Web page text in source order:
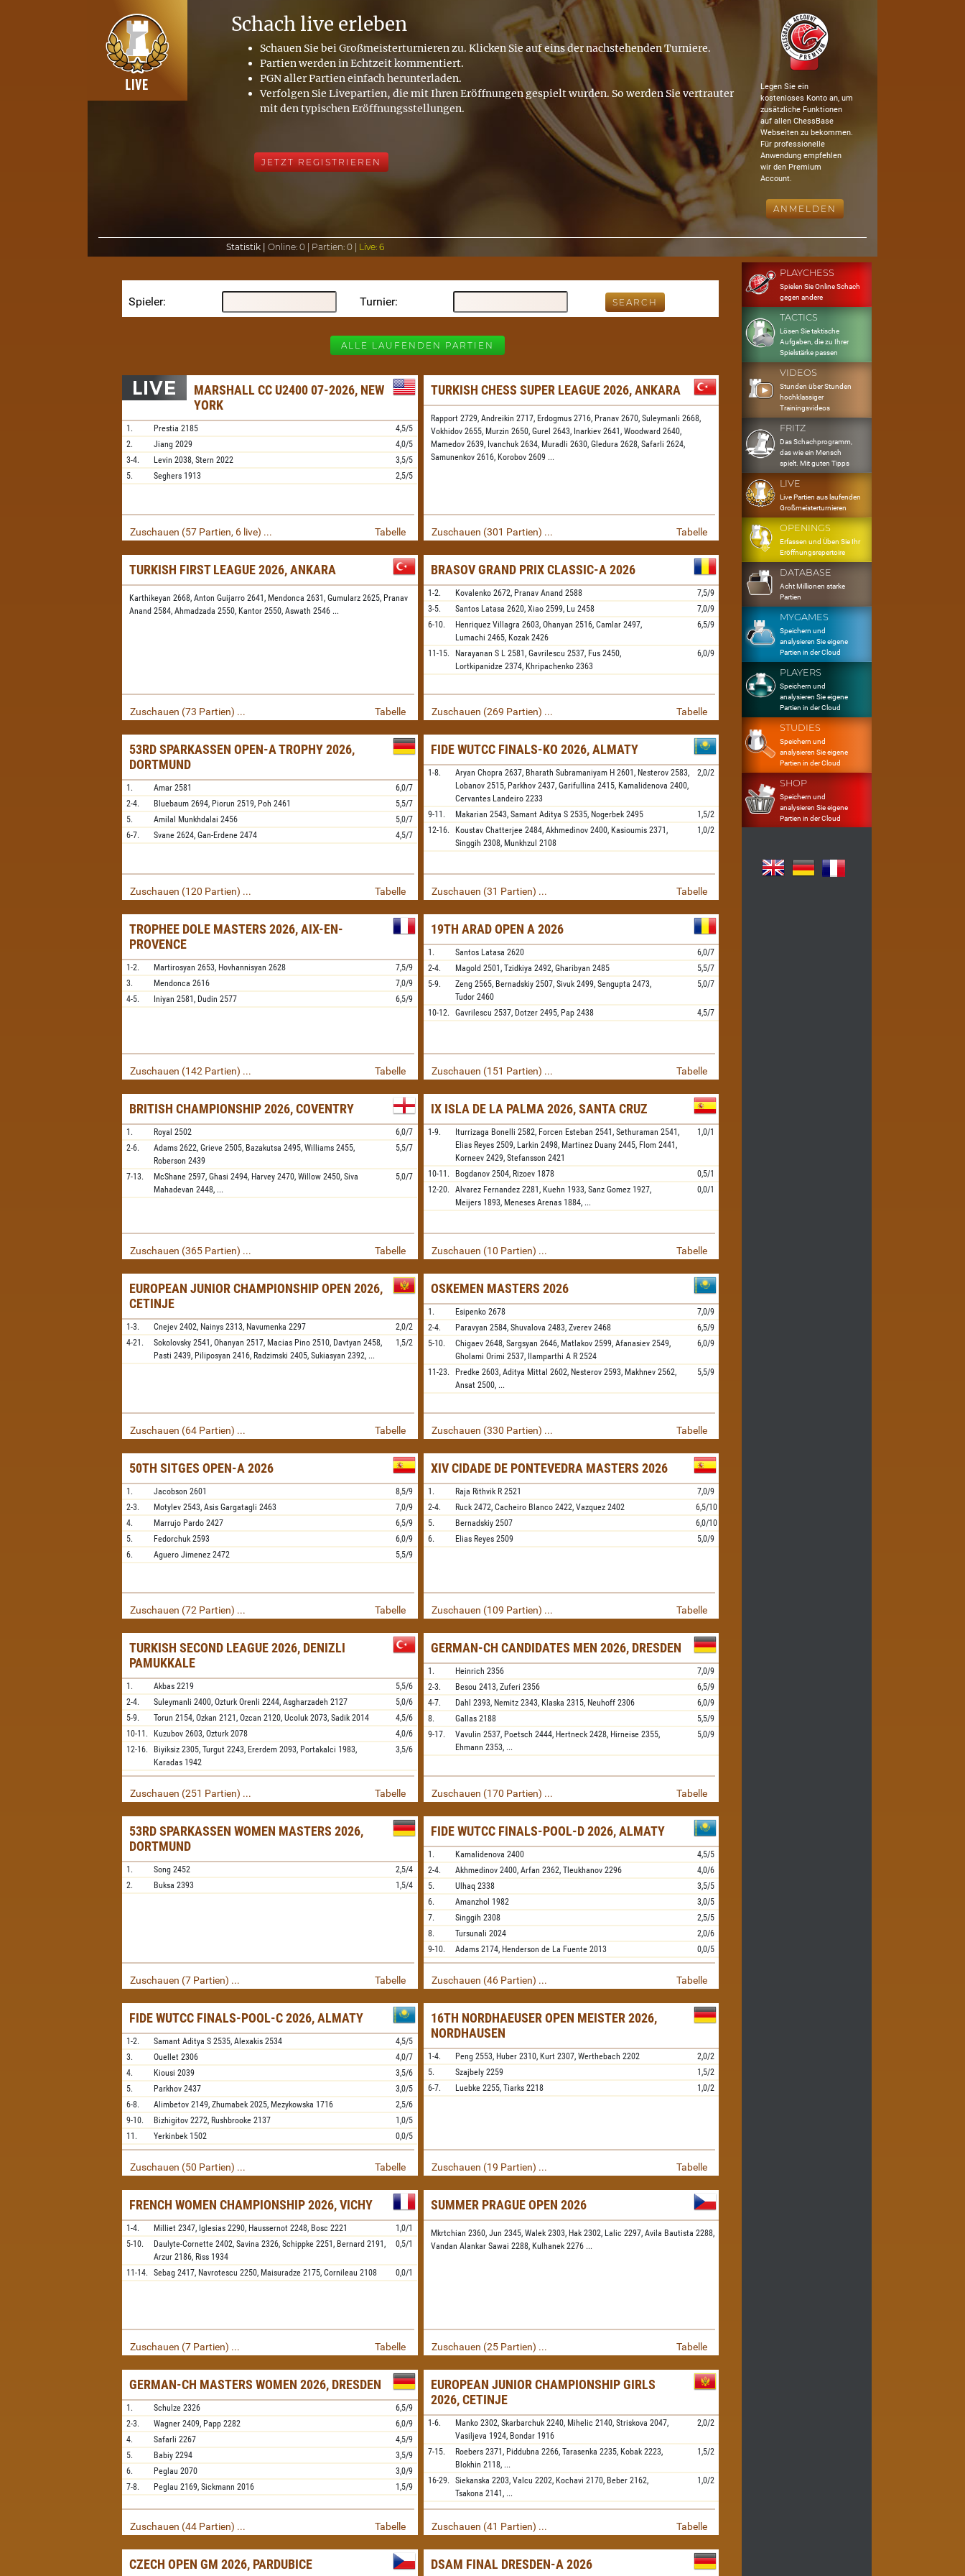
Schach live erleben
Schauen Sie bei Großmeisterturnieren zu. Klicken Sie auf eins der nachstehenden Turniere.
Partien werden in Echtzeit kommentiert.
PGN aller Partien einfach herunterladen.
Verfolgen Sie Livepartien, die mit Ihren Eröffnungen gespielt wurden. So werden Sie vertrauter
mit den typischen Eröffnungsstellungen.
JETZT REGISTRIEREN
Legen Sie ein
kostenloses Konto an, um
zusätzliche Funktionen
auf allen ChessBase
Webseiten zu bekommen.
Für professionelle
Anwendung empfehlen
wir den Premium
Account.
ANMELDEN
Statistik | Online:0 | Partien:0 | Live:6
Spieler Turnier
ALLE LAUFENDEN PARTIEN
MARSHALL CC U2400 07-2026, NEW
YORK
1. Prestia 2185
4,5/5
2.
Jiang 2029
4,0/5
3-4.
Levin 2038,Stern 2022
3,5/5
5.
Seghers 1913 2,5/5
Zuschauen (57 Partien, 6 live) ... Tabelle
TURKISH CHESS SUPER LEAGUE 2026, ANKARA
Rapport 2729, Andreikin 2717, Erdogmus 2716, Pranav 2670, Suleymanli 2668,
Vokhidov 2655, Murzin 2650, Gurel 2643, Inarkiev 2641, Woodward 2640,
Mamedov 2639, Ivanchuk 2634, Muradli 2630, Gledura 2628, Safarli 2624,
Samunenkov 2616, Korobov 2609 ...
Zuschauen (301 Partien) ... Tabelle
TURKISH FIRST LEAGUE 2026, ANKARA
Karthikeyan 2668,Anton Guijarro 2641, Mendonca 2631,Gumularz 2625, Pranav
Anand 2584,Ahmadzada 2550, Kantor 2550,Aswath 2546 ...
Zuschauen (73 Partien) ... Tabelle
BRASOV GRAND PRIX CLASSIC-A 2026
1-2. Kovalenko 2672, Pranav Anand 2588
7,5/9
3-5.
Santos Latasa 2620, Xiao 2599, Lu 2458
7,0/9
6-10.
Henriquez Villagra 2603, Ohanyan 2516, Camlar 2497,
Lumachi 2465, Kozak 2426
6,5/9
11-15. Narayanan S L 2581, Gavrilescu 2537, Fus 2450,
Lortkipanidze 2374, Khripachenko 2363
6,0/9
Zuschauen (269 Partien) ... Tabelle
53RD SPARKASSEN OPEN-A TROPHY 2026,
DORTMUND
1. Amar 2581
6,0/7
2-4.
Bluebaum 2694, Piorun 2519, Poh 2461
5,5/7
5.
Amilal Munkhdalai 2456
5,0/7
6-7.
Svane 2624,Gan-Erdene 2474 4,5/7
Zuschauen (120 Partien) ... Tabelle
FIDE WUTCC FINALS-KO 2026, ALMATY
1-8. Aryan Chopra 2637, Bharath Subramaniyam H 2601, Nesterov 2583,
Lobanov 2515, Parkhov 2437, Garifullina 2415, Kamalidenova 2400,
Cervantes Landeiro 2233
2,0/2
9-11. Makarian 2543, Samant Aditya S 2535, Nogerbek 2495
1,5/2
12-16.
Koustav Chatterjee 2484, Akhmedinov 2400, Kasioumis 2371,
Singgih 2308, Munkhzul 2108
1,0/2
Zuschauen (31 Partien) ... Tabelle
TROPHEE DOLE MASTERS 2026, AIX-EN-
PROVENCE
1-2. Martirosyan 2653, Hovhannisyan 2628
7,5/9
3.
Mendonca 2616
7,0/9
4-5.
Iniyan 2581, Dudin 2577 6,5/9
Zuschauen (142 Partien) ... Tabelle
19TH ARAD OPEN A 2026
1. Santos Latasa 2620
6,0/7
2-4.
Magold 2501, Tzidkiya 2492, Gharibyan 2485
5,5/7
5-9.
Zeng 2565, Bernadskiy 2507, Sivuk 2499, Sengupta 2473,
Tudor 2460
5,0/7
10-12. Gavrilescu 2537, Dotzer 2495, Pap 2438 4,5/7
Zuschauen (151 Partien) ... Tabelle
BRITISH CHAMPIONSHIP 2026, COVENTRY
1. Royal 2502
6,0/7
2-6.
Adams 2622,Grieve 2505, Bazakutsa 2495,Williams 2455,
Roberson 2439
5,5/7
7-13. McShane 2597,Ghasi 2494, Harvey 2470,Willow 2450,Siva
Mahadevan 2448, ...
5,0/7
Zuschauen (365 Partien) ... Tabelle
IX ISLA DE LA PALMA 2026, SANTA CRUZ
1-9. Iturrizaga Bonelli 2582, Forcen Esteban 2541, Sethuraman 2541,
Elias Reyes 2509, Larkin 2498, Martinez Duany 2445, Flom 2441,
Korneev 2429, Stefansson 2421
1,0/1
10-11. Bogdanov 2504, Rizoev 1878
0,5/1
12-20.
Alvarez Fernandez 2281, Kuehn 1933, Sanz Gomez 1927,
Meijers 1893, Meneses Arenas 1884, ...
0,0/1
Zuschauen (10 Partien) ... Tabelle
EUROPEAN JUNIOR CHAMPIONSHIP OPEN 2026,
CETINJE
1-3. Cnejev 2402, Nainys 2313, Navumenka 2297
2,0/2
4-21.
Sokolovsky 2541,Ohanyan 2517, Macias Pino 2510, Davtyan 2458,
Pasti 2439, Piliposyan 2416, Radzimski 2405,Sukiasyan 2392, ...
1,5/2
Zuschauen (64 Partien) ... Tabelle
OSKEMEN MASTERS 2026
1. Esipenko 2678
7,0/9
2-4.
Paravyan 2584, Shuvalova 2483, Zverev 2468
6,5/9
5-10.
Chigaev 2648, Sargsyan 2646, Matlakov 2599, Afanasiev 2549,
Gholami Orimi 2537, Ilamparthi A R 2524
6,0/9
11-23. Predke 2603, Aditya Mittal 2602, Nesterov 2593, Makhnev 2562,
Ansat 2500, ...
5,5/9
Zuschauen (330 Partien) ... Tabelle
50TH SITGES OPEN-A 2026
1. Jacobson 2601
8,5/9
2-3.
Motylev 2543,Asis Gargatagli 2463
7,0/9
4.
Marrujo Pardo 2427
6,5/9
5.
Fedorchuk 2593
6,0/9
6.
Aguero Jimenez 2472 5,5/9
Zuschauen (72 Partien) ... Tabelle
XIV CIDADE DE PONTEVEDRA MASTERS 2026
1. Raja Rithvik R 2521
7,0/9
2-4.
Ruck 2472, Cacheiro Blanco 2422, Vazquez 2402
6,5/10
5.
Bernadskiy 2507
6,0/10
6.
Elias Reyes 2509 5,0/9
Zuschauen (109 Partien) ... Tabelle
TURKISH SECOND LEAGUE 2026, DENIZLI
PAMUKKALE
1. Akbas 2219
5,5/6
2-4.
Suleymanli 2400,Ozturk Orenli 2244,Asgharzadeh 2127
5,0/6
5-9.
Torun 2154,Ozkan 2121,Ozcan 2120,Ucoluk 2073,Sadik 2014
4,5/6
10-11.
Kuzubov 2603,Ozturk 2078
4,0/6
12-16.
Biyiksiz 2305,Turgut 2243, Ererdem 2093, Portakalci 1983,
Karadas 1942
3,5/6
Zuschauen (251 Partien) ... Tabelle
GERMAN-CH CANDIDATES MEN 2026, DRESDEN
1. Heinrich 2356
7,0/9
2-3.
Besou 2413, Zuferi 2356
6,5/9
4-7.
Dahl 2393, Nemitz 2343, Klaska 2315, Neuhoff 2306
6,0/9
8.
Gallas 2188
5,5/9
9-17.
Vavulin 2537, Poetsch 2444, Hertneck 2428, Hirneise 2355,
Ehmann 2353, ...
5,0/9
Zuschauen (170 Partien) ... Tabelle
53RD SPARKASSEN WOMEN MASTERS 2026,
DORTMUND
1. Song 2452
2,5/4
2.
Buksa 2393 1,5/4
Zuschauen (7 Partien) ... Tabelle
FIDE WUTCC FINALS-POOL-D 2026, ALMATY
1. Kamalidenova 2400
4,5/5
2-4.
Akhmedinov 2400, Arfan 2362, Tleukhanov 2296
4,0/6
5.
Ulhaq 2338
3,5/5
6.
Amanzhol 1982
3,0/5
7.
Singgih 2308
2,5/5
8.
Tursunali 2024
2,0/6
9-10.
Adams 2174, Henderson de La Fuente 2013 0,0/5
Zuschauen (46 Partien) ... Tabelle
FIDE WUTCC FINALS-POOL-C 2026, ALMATY
1-2. Samant Aditya S 2535,Alexakis 2534
4,5/5
3.
Ouellet 2306
4,0/7
4.
Kiousi 2039
3,5/6
5.
Parkhov 2437
3,0/5
6-8.
Alimbetov 2149,Zhumabek 2025, Mezykowska 1716
2,5/6
9-10.
Bizhigitov 2272, Rushbrooke 2137
1,0/5
11.
Yerkinbek 1502 0,0/5
Zuschauen (50 Partien) ... Tabelle
16TH NORDHAEUSER OPEN MEISTER 2026,
NORDHAUSEN
1-4. Peng 2553, Huber 2310, Kurt 2307, Werthebach 2202
2,0/2
5.
Szajbely 2259
1,5/2
6-7.
Luebke 2255, Tiarks 2218 1,0/2
Zuschauen (19 Partien) ... Tabelle
FRENCH WOMEN CHAMPIONSHIP 2026, VICHY
1-4. Milliet 2347, Iglesias 2290, Haussernot 2248, Bosc 2221
1,0/1
5-10.
Daulyte-Cornette 2402,Savina 2326,Schippke 2251, Bernard 2191,
Arzur 2186, Riss 1934
0,5/1
11-14. Sebag 2417, Navrotescu 2250, Maisuradze 2175,Cornileau 2108 0,0/1
Zuschauen (7 Partien) ... Tabelle
SUMMER PRAGUE OPEN 2026
Mkrtchian 2360, Jun 2345, Walek 2303, Hak 2302, Lalic 2297, Avila Bautista 2288,
Vandan Alankar Sawai 2288, Kulhanek 2276 ...
Zuschauen (25 Partien) ... Tabelle
GERMAN-CH MASTERS WOMEN 2026, DRESDEN
1. Schulze 2326
6,5/9
2-3.
Wagner 2409, Papp 2282
6,0/9
4.
Safarli 2267
4,5/9
5.
Babiy 2294
3,5/9
6.
Peglau 2070
3,0/9
7-8.
Peglau 2169,Sickmann 2016 1,5/9
Zuschauen (44 Partien) ... Tabelle
EUROPEAN JUNIOR CHAMPIONSHIP GIRLS
2026, CETINJE
1-6. Manko 2302, Skarbarchuk 2240, Mihelic 2140, Striskova 2047,
Vasiljeva 1924, Bondar 1916
2,0/2
7-15. Roebers 2371, Piddubna 2266, Tarasenka 2235, Kobak 2223,
Blokhin 2118, ...
1,5/2
16-29. Siekanska 2203, Valcu 2202, Kochavi 2170, Beber 2162,
Tsakona 2141, ...
1,0/2
Zuschauen (41 Partien) ... Tabelle
CZECH OPEN GM 2026, PARDUBICE DSAM FINAL DRESDEN-A 2026
PLAYCHESS
Spielen Sie Online Schach
gegen andere
TACTICS
Lösen Sie taktische
Aufgaben, die zu Ihrer
Spielstärke passen
VIDEOS
Stunden über Stunden
hochklassiger
Trainingsvideos
FRITZ
Das Schachprogramm,
das wie ein Mensch
spielt. Mit guten Tipps
LIVE
Live Partien aus laufenden
Großmeisterturnieren
OPENINGS
Erfassen und Üben Sie Ihr
Eröffnungsrepertoire
DATABASE
Acht Millionen starke
Partien
MYGAMES
Speichern und
analysieren Sie eigene
Partien in der Cloud
PLAYERS
Speichern und
analysieren Sie eigene
Partien in der Cloud
STUDIES
Speichern und
analysieren Sie eigene
Partien in der Cloud
SHOP
Speichern und
analysieren Sie eigene
Partien in der Cloud